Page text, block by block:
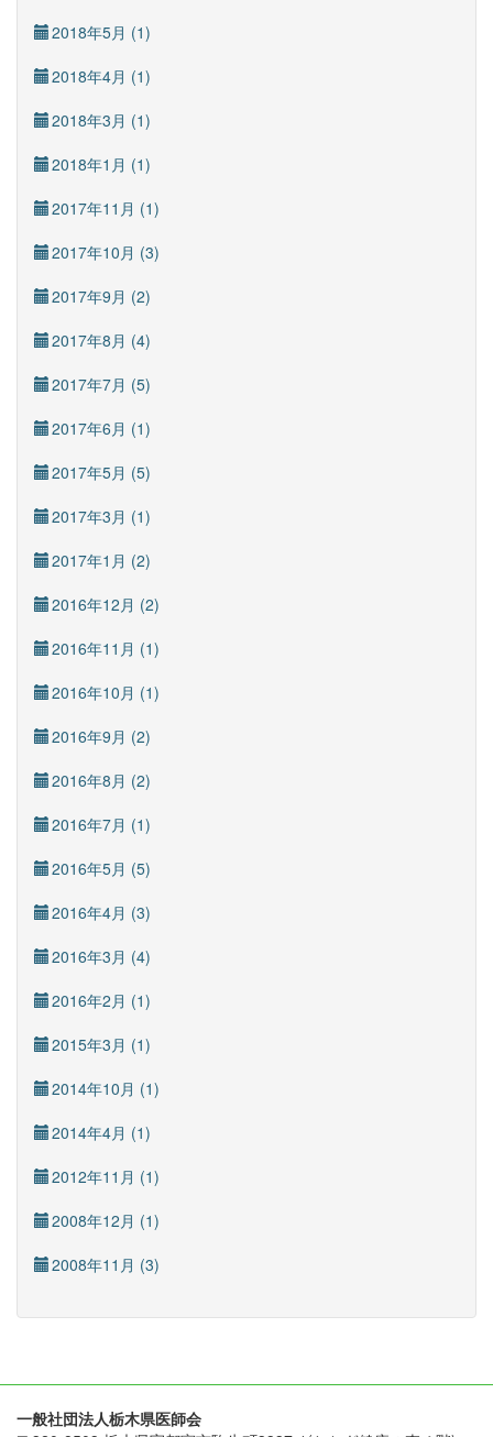
2018年5月 (1)
2018年4月 (1)
2018年3月 (1)
2018年1月 (1)
2017年11月 (1)
2017年10月 (3)
2017年9月 (2)
2017年8月 (4)
2017年7月 (5)
2017年6月 (1)
2017年5月 (5)
2017年3月 (1)
2017年1月 (2)
2016年12月 (2)
2016年11月 (1)
2016年10月 (1)
2016年9月 (2)
2016年8月 (2)
2016年7月 (1)
2016年5月 (5)
2016年4月 (3)
2016年3月 (4)
2016年2月 (1)
2015年3月 (1)
2014年10月 (1)
2014年4月 (1)
2012年11月 (1)
2008年12月 (1)
2008年11月 (3)
一般社団法人栃木県医師会